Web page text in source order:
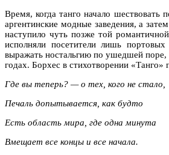
Время, когда танго начало шествовать
аргентинские модные заведения, а
наступило чуть позже той
исполняли посетители лишь
выражать ностальгию по ушедшей поре,
годах. Борхес в стихотворении «Танго»
Где вы теперь? — о тех, кого не стало,
Печаль допытывается, как будто
Есть область мира, где одна минута
Вмещает все концы и все начала.